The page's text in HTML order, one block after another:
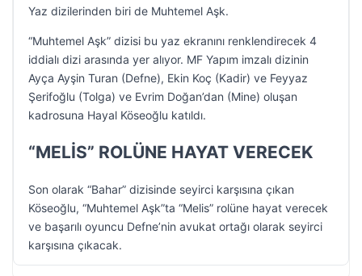
Yaz dizilerinden biri de Muhtemel Aşk.
“Muhtemel Aşk” dizisi bu yaz ekranını renklendirecek 4
iddialı dizi arasında yer alıyor. MF Yapım imzalı dizinin
Ayça Ayşin Turan (Defne), Ekin Koç (Kadir) ve Feyyaz
Şerifoğlu (Tolga) ve Evrim Doğan’dan (Mine) oluşan
kadrosuna Hayal Köseoğlu katıldı.
“MELİS” ROLÜNE HAYAT VERECEK
Son olarak “Bahar” dizisinde seyirci karşısına çıkan
Köseoğlu, “Muhtemel Aşk”ta “Melis” rolüne hayat verecek
ve başarılı oyuncu Defne’nin avukat ortağı olarak seyirci
karşısına çıkacak.